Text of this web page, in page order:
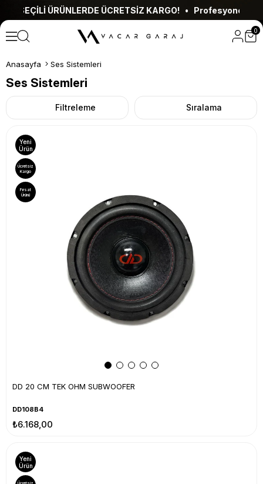
ÜCRETSİZ KARGO! • Profesyonel Montaj Hizmeti
0
Anasayfa Ses Sistemleri
Ses Sistemleri
Filtreleme Sıralama
DD 20 CM TEK OHM SUBWOOFER
DD108B4
₺6.168,00
Yeni
Ürün
Ücretsiz
Kargo
Fırsat
Ürünü
Yeni
Ürün
Ücretsiz